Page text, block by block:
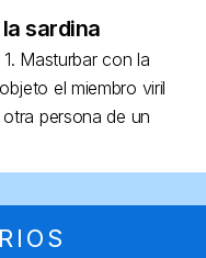
sardina
Masturbar con la
el miembro viril
persona de un